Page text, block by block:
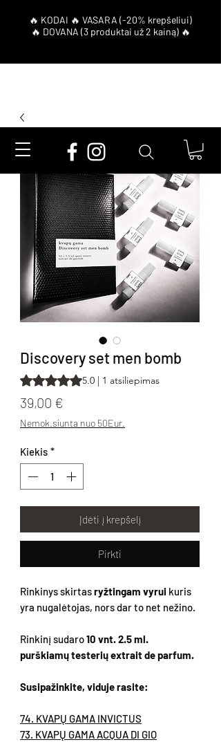
Discovery set men bomb
Rating is 5.0 out of five stars based on 1
5.0 | 1 atsiliepimas
39,00 €
Nemok.siunta nuo 50Eur.
Kiekis *
Įdėti į krepšelį
Pirkti
Rinkinys skirtasryžtingam vyrui kuris
yra nugalėtojas, nors dar to net nežino.
Rinkinį sudaro10 vnt. 2.5 ml.
purškiamų testerių extrait de parfum.
Susipažinkite, viduje rasite:
74. KVAPŲ GAMA INVICTUS
73. KVAPŲ GAMA ACQUA DI GIO